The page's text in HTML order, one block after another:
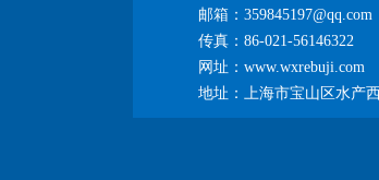
邮箱：359845197@qq.com
传真：86-021-56146322
网址：www.wxrebuji.com
地址：上海市宝山区水产